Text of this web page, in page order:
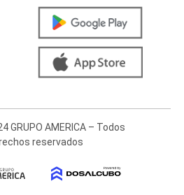
GRUPO AMERICA – Todos
reservados